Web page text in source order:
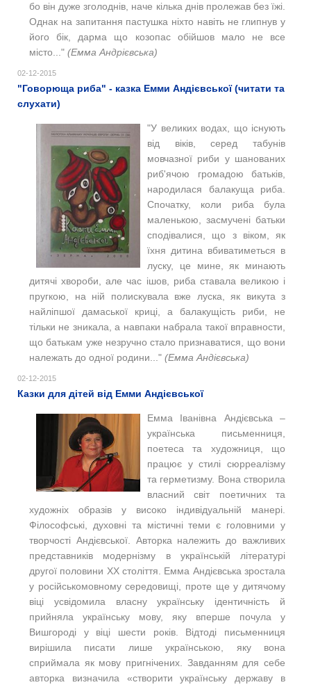
бо він дуже зголоднів, наче кілька днів пролежав без їжі.
Однак на запитання пастушка ніхто навіть не глипнув у
його бік, дарма що козопас обійшов мало не все
місто..." (Емма Андрієвська)
02-12-2015
"Говорюща риба" - казка Емми Андієвської (читати та
слухати)
"У великих водах, що існують
від віків, серед табунів
мовчазної риби у шанованих
риб'ячою громадою батьків,
народилася балакуща риба.
Спочатку, коли риба була
маленькою, засмучені батьки
сподівалися, що з віком, як
їхня дитина вбиватиметься в
луску, це мине, як минають
дитячі хвороби, але час ішов, риба ставала великою і
пругкою, на ній полискувала вже луска, як викута з
найліпшої дамаської криці, а балакущість риби, не
тільки не зникала, а навпаки набрала такої вправности,
що батькам уже незручно стало признаватися, що вони
належать до одної родини..." (Емма Андієвська)
02-12-2015
Казки для дітей від Емми Андієвської
Емма Іванівна Андієвська –
українська письменниця,
поетеса та художниця, що
працює у стилі сюрреалізму
та герметизму. Вона створила
власний світ поетичних та
художніх образів у високо індивідуальній манері.
Філософські, духовні та містичні теми є головними у
творчості Андієвської. Авторка належить до важливих
представників модернізму в українській літературі
другої половини XX століття. Емма Андієвська зростала
у російськомовному середовищі, проте ще у дитячому
віці усвідомила власну українську ідентичність й
прийняла українську мову, яку вперше почула у
Вишгороді у віці шести років. Відтоді письменниця
вирішила писати лише українською, яку вона
сприймала як мову пригнічених. Завданням для себе
авторка визначила «створити українську державу в